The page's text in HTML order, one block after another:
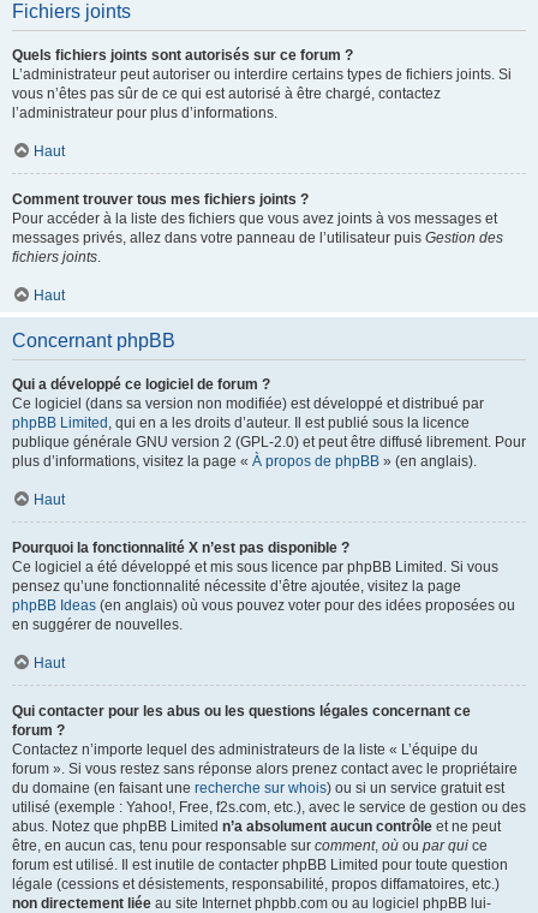
Fichiers joints
Quels fichiers joints sont autorisés sur ce forum ?
L’administrateur peut autoriser ou interdire certains types de fichiers joints. Si
vous n’êtes pas sûr de ce qui est autorisé à être chargé, contactez
l’administrateur pour plus d’informations.
Haut
Comment trouver tous mes fichiers joints ?
Pour accéder à la liste des fichiers que vous avez joints à vos messages et
messages privés, allez dans votre panneau de l’utilisateur puis Gestion des
fichiers joints.
Haut
Concernant phpBB
Qui a développé ce logiciel de forum ?
Ce logiciel (dans sa version non modifiée) est développé et distribué par
phpBB Limited , qui en a les droits d’auteur. Il est publié sous la licence
publique générale GNU version 2 (GPL-2.0) et peut être diffusé librement. Pour
plus d’informations, visitez la page « À propos de phpBB » (en anglais).
Haut
Pourquoi la fonctionnalité X n’est pas disponible ?
Ce logiciel a été développé et mis sous licence par phpBB Limited. Si vous
pensez qu’une fonctionnalité nécessite d’être ajoutée, visitez la page
phpBB Ideas (en anglais) où vous pouvez voter pour des idées proposées ou
en suggérer de nouvelles.
Haut
Qui contacter pour les abus ou les questions légales concernant ce
forum ?
Contactez n’importe lequel des administrateurs de la liste « L’équipe du
forum ». Si vous restez sans réponse alors prenez contact avec le propriétaire
du domaine (en faisant une recherche sur whois) ou si un service gratuit est
utilisé (exemple : Yahoo!, Free, f2s.com, etc.), avec le service de gestion ou des
abus. Notez que phpBB Limited n’a absolument aucun contrôle et ne peut
être, en aucun cas, tenu pour responsable sur comment, où ou par qui ce
forum est utilisé. Il est inutile de contacter phpBB Limited pour toute question
légale (cessions et désistements, responsabilité, propos diffamatoires, etc.)
non directement liée au site Internet phpbb.com ou au logiciel phpBB lui-